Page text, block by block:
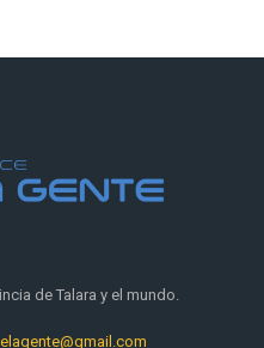
de Talara y el mundo.